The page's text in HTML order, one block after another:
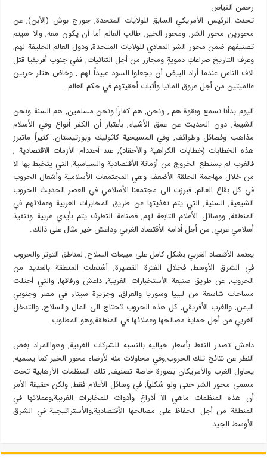
رحمن الفياض
تحدث الرئيس الأمريكي السابق للولايات المتحدة, جورج بوش (الأبن), عن
محورين محور الشر, ومحور الخير, طالب العالم أما أن يكون معه, والا سيتم
تصنيفهم ضمن محور الشر المعادي للولايات المتحدة, ودول العالم الحليفة لهم,
وعرف التاريخ صراعاتٍ دمويةٍ ومجازر من أجل الثنائيات, ففي جنوب أفريقيا قتل
الاف الناس عندما أراد البيض أن يجعلوا السود عبيداً لهم , وخاض هتلر حربين
عالميتين من أجل عروق المانيا وأثبات أحقيتهم في حكم العالم.
اليوم بدأنا نسمع وبقوة هم , ونحن, هم كفاراً ونحن مسلمين, هم السنة ونحن
الشيعة, دون الحديث عن عمق الأشياء, بأعتبار أن الكفر أنواع وفي الأسلام
مذاهب وفصائل وطوائف, وفي المسيحية كاثوليك وبورتيستان. كثيراً ماتبرز
هذه الخطابات (خطابات الكراهية والأحقاد), عند أحتدام الأزمات الاقتصادية ,
فالغرب لم يستطع الخروج من أزماتة الأقتصادية والسياسية, التي يتخبط بها الا
من خلال مهاجمة الحلقة الأضعف وهي المجتمعات الأسلامية وأشعال الحروب
في كل بقاع العالم, فبرزت الى مجتمعنا الأسلامي في العصر الحديث الحروب
الشيعية, السنية, التي يتم تغذيتها عن طريق المخابرات الغربية وعملائهم في
المنطقة, ووسائل الأعلام التابعة لهم, فصناعة التطرف يتم بأيدي غربية وتنفيذ
أسلامي عربي, من أجل أدامة الأقتصاد الغربي وداعش خير مثال على ذالك.
يعتمد الأقتصاد الغربي بشكل كامل على مبيعات السلاح, لمناطق التوتر والحروب
في الشرق الأوسط, فخلال الفترة القصيرة, أشتعلت المنطقة بالعديد من
الحروب, عن طريق صنيعة الأستخبارات الغربية, داعش ورفاقها, والتي أحتلت
مساحات شاسعة من ليبيا وسوريا والعراق, وجزيرة سيناء في مصر وجنوبي
اليمن, والغرب الأفريقي, كل هذه الحروب تحتاج الى المال والسلاح, والتدخل
الغربي من أجل حماية مصالحها وعملائها في المنطقة,وهو المطلوب.
داعش تصدر النفط بأسعار خيالية بالنسبة للشركات الغربية, وهواالمراد بغض
النظر عن نتائج تلك الحروب,وفي محاولات منه لأرضاء محور الخير كما يسميه,
يحاول الغرب والأمريكان بصورة خاصة تصنيف, تلك المنظمات الأرهابية تحت
مسمى محور الشر حتى ولو شكلياً, في وسائل الأعلام فقط, ولكن حقيقة الأمر
أن هذه المنظمات ماهي الا أذراع وأدوات للمخابرات الغربية,وعملائها في
المنطقة من أجل الحفاظ على مصالحها الأقتصادية,والأستراتيجية في الشرق
الأوسط الجيد.